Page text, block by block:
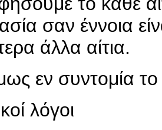
σαν έννοια
άλλα αίτια.
εν συντομία το
λόγοι